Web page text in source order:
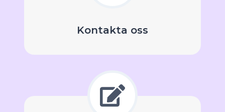
Kontakta oss